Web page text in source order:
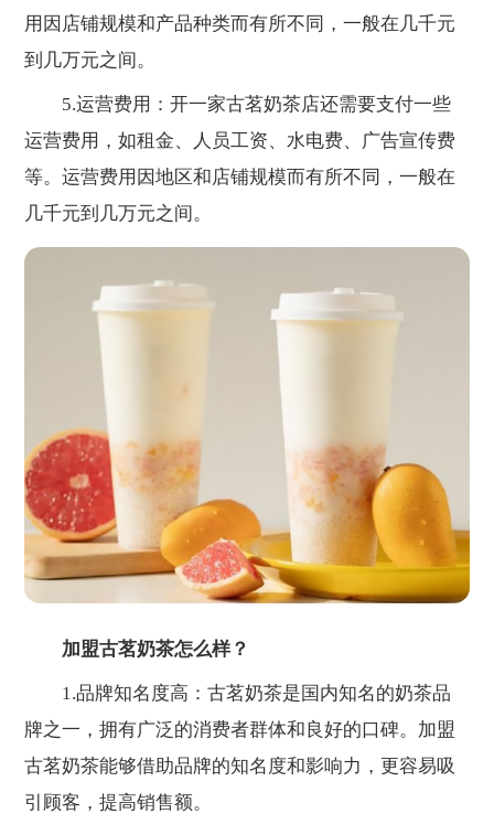
用因店铺规模和产品种类而有所不同，一般在几千元
到几万元之间。
5.运营费用：开一家古茗奶茶店还需要支付一些
运营费用，如租金、人员工资、水电费、广告宣传费
等。运营费用因地区和店铺规模而有所不同，一般在
几千元到几万元之间。
加盟古茗奶茶怎么样？
1.品牌知名度高：古茗奶茶是国内知名的奶茶品
牌之一，拥有广泛的消费者群体和良好的口碑。加盟
古茗奶茶能够借助品牌的知名度和影响力，更容易吸
引顾客，提高销售额。